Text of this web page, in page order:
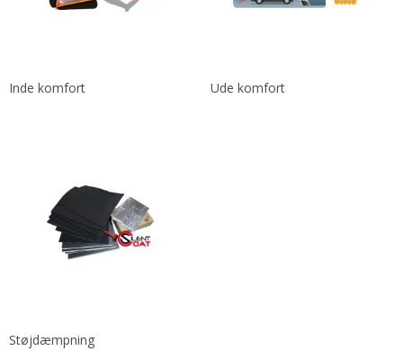
Inde komfort Ude komfort
Støjdæmpning